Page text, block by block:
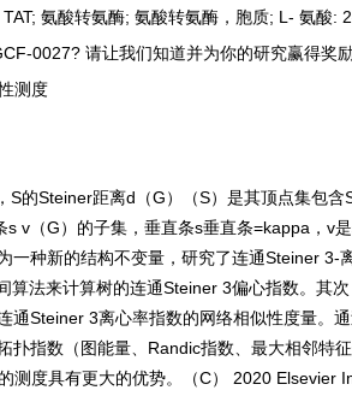
TAT; 氨酸转氨酶; 氨酸转氨酶，胞质; L- 氨酸:
0027? 请让我们知道并为你的研究赢得奖励
测度
S的Steiner距离d （G）（S）是其顶点集包含
s v （G）的子集，垂直条s垂直条=kappa ， v是
一种新的结构不变量，研究了连通Steiner 3-
算法来计算树的连通Steiner 3偏心指数。其
通Steiner 3离心率指数的网络相似性度量。
扑指数（图能量、 Randic指数、最大相邻特
测度具有更大的优势。（C） 2020 Elsevier